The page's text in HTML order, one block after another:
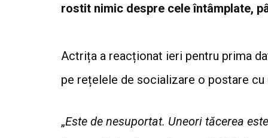
rostit nimic despre cele întâmplate,
Actrița a reacționat ieri pentru prima
pe rețelele de socializare o postare cu
„Este de nesuportat. Uneori tăcerea